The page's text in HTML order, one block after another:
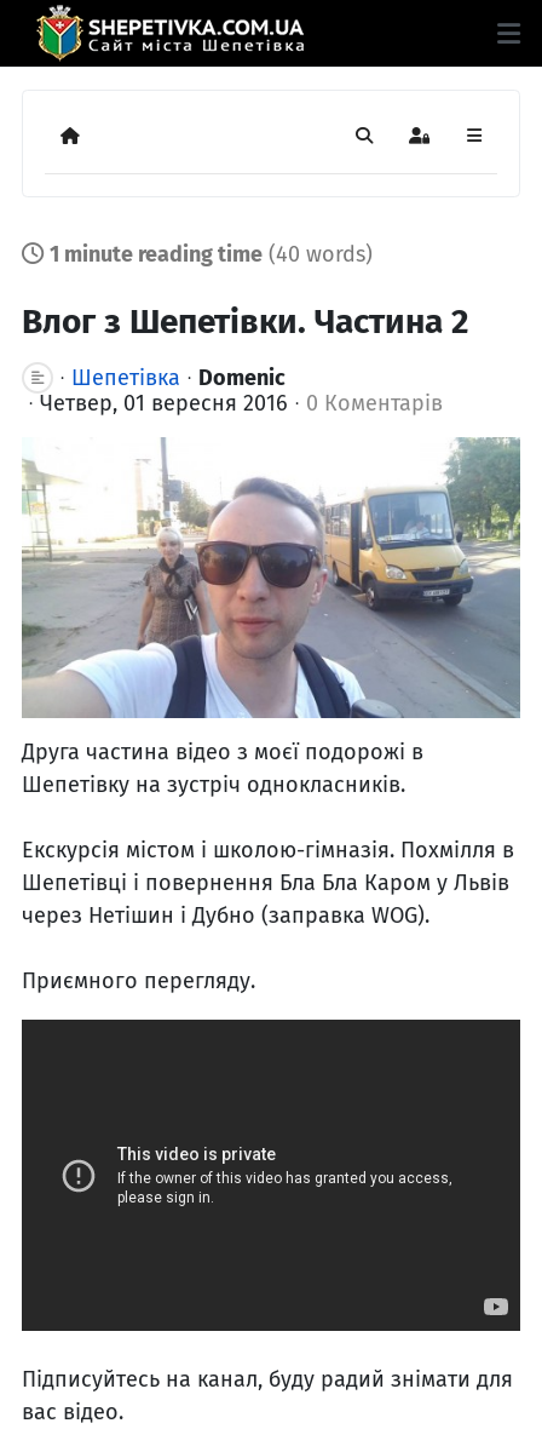
Додому ПошукSign In
1 minute reading time (40 words)
Влог з Шепетівки. Частина 2
Шепетівка
Domenic
Четвер, 01 вересня 2016
0 Коментарів
Друга частина відео з моєї подорожі в
Шепетівку на зустріч однокласників.
Екскурсія містом і школою-гімназія. Похмілля в
Шепетівці і повернення Бла Бла Каром у Львів
через Нетішин і Дубно (заправка WOG).
Приємного перегляду.
Підписуйтесь на канал, буду радий знімати для
вас відео.